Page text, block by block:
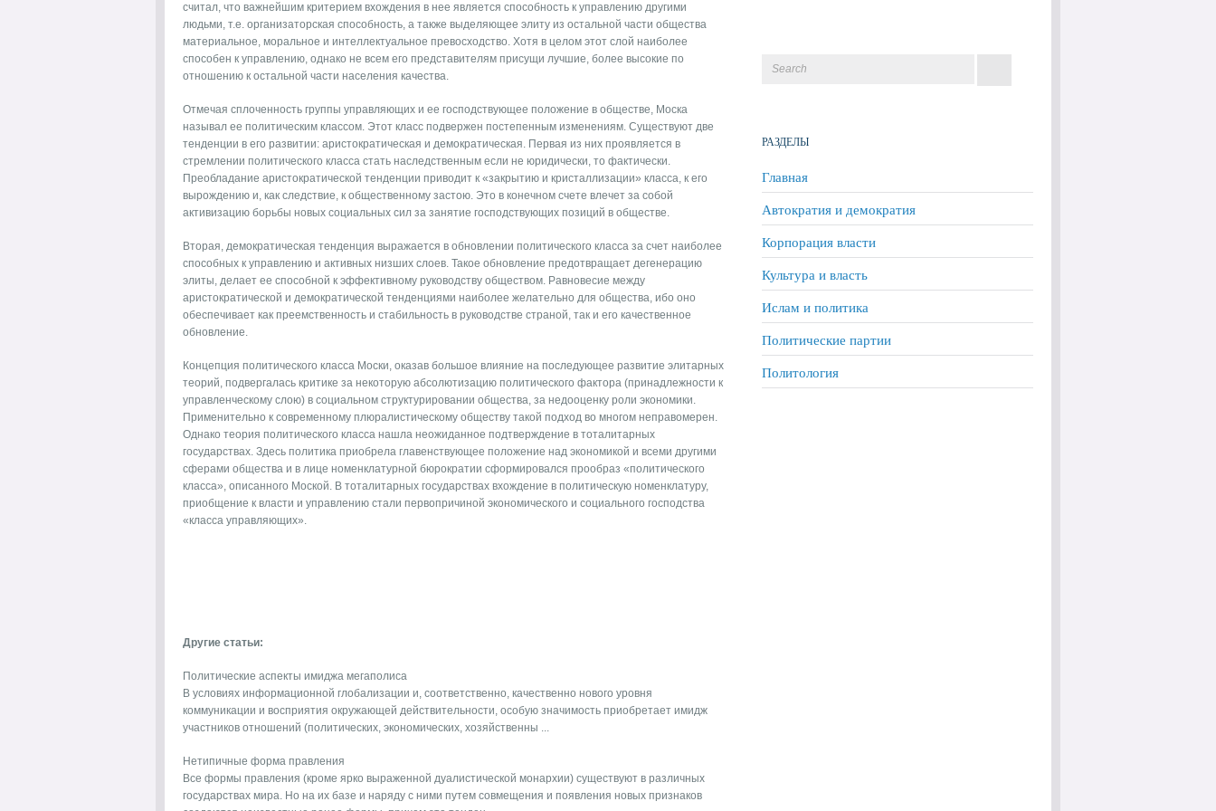
считал, что важнейшим критерием вхождения в нее является способность к управлению другими
людьми, т.е. организаторская способность, а также выделяющее элиту из остальной части общества
материальное, моральное и интеллектуальное превосходство. Хотя в целом этот слой наиболее
способен к управлению, однако не всем его представителям присущи лучшие, более высокие по
отношению к остальной части населения качества.
Отмечая сплоченность группы управляющих и ее господствующее положение в обществе, Моска
называл ее политическим классом. Этот класс подвержен постепенным изменениям. Существуют две
тенденции в его развитии: аристократическая и демократическая. Первая из них проявляется в
стремлении политического класса стать наследственным если не юридически, то фактически.
Преобладание аристократической тенденции приводит к «закрытию и кристаллизации» класса, к его
вырождению и, как следствие, к общественному застою. Это в конечном счете влечет за собой
активизацию борьбы новых социальных сил за занятие господствующих позиций в обществе.
Вторая, демократическая тенденция выражается в обновлении политического класса за счет наиболее
способных к управлению и активных низших слоев. Такое обновление предотвращает дегенерацию
элиты, делает ее способной к эффективному руководству обществом. Равновесие между
аристократической и демократической тенденциями наиболее желательно для общества, ибо оно
обеспечивает как преемственность и стабильность в руководстве страной, так и его качественное
обновление.
Концепция политического класса Моски, оказав большое влияние на последующее развитие элитарных
теорий, подвергалась критике за некоторую абсолютизацию политического фактора (принадлежности к
управленческому слою) в социальном структурировании общества, за недооценку роли экономики.
Применительно к современному плюралистическому обществу такой подход во многом неправомерен.
Однако теория политического класса нашла неожиданное подтверждение в тоталитарных
государствах. Здесь политика приобрела главенствующее положение над экономикой и всеми другими
сферами общества и в лице номенклатурной бюрократии сформировался прообраз «политического
класса», описанного Моской. В тоталитарных государствах вхождение в политическую номенклатуру,
приобщение к власти и управлению стали первопричиной экономического и социального господства
«класса управляющих».
Другие статьи:
Политические аспекты имиджа мегаполиса
В условиях информационной глобализации и, соответственно, качественно нового уровня
коммуникации и восприятия окружающей действительности, особую значимость приобретает имидж
участников отношений (политических, экономических, хозяйственны ...
Нетипичные форма правления
Все формы правления (кроме ярко выраженной дуалистической монархии) существуют в различных
государствах мира. Но на их базе и наряду с ними путем совмещения и появления новых признаков
РАЗДЕЛЫ
Главная
Автократия и демократия
Корпорация власти
Культура и власть
Ислам и политика
Политические партии
Политология